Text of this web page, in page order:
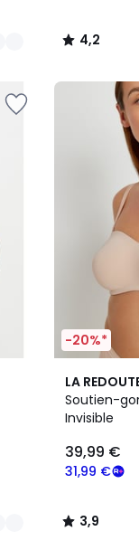
4,2
/
-20%*
LA
Soutien-
Invisible
31,99 €
39,99 €
3,9
/ 5
3,9
/